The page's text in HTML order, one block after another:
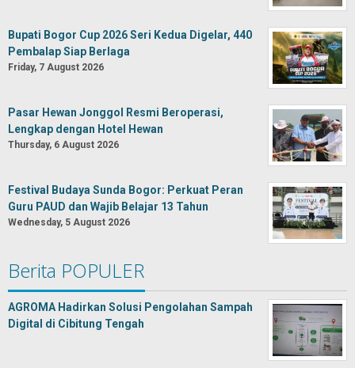
Bupati Bogor Cup 2026 Seri Kedua Digelar, 440
Pembalap Siap Berlaga
Friday, 7 August 2026
Pasar Hewan Jonggol Resmi Beroperasi,
Lengkap dengan Hotel Hewan
Thursday, 6 August 2026
Festival Budaya Sunda Bogor: Perkuat Peran
Guru PAUD dan Wajib Belajar 13 Tahun
Wednesday, 5 August 2026
Berita POPULER
AGROMA Hadirkan Solusi Pengolahan Sampah
Digital di Cibitung Tengah